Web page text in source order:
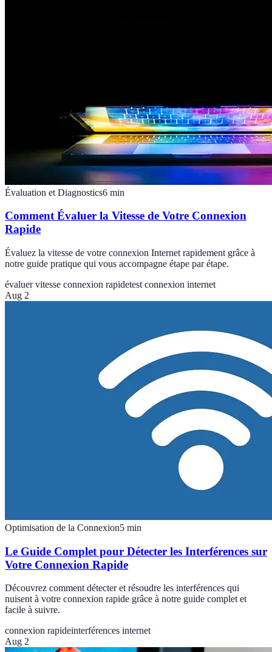
Évaluation et Diagnostics6 min
Comment Évaluer la Vitesse de Votre Connexion
Rapide
Évaluez la vitesse de votre connexion Internet rapidement grâce à
notre guide pratique qui vous accompagne étape par étape.
évaluer vitesse connexion rapidetest connexion internet
Aug 2
Optimisation de la Connexion5 min
Le Guide Complet pour Détecter les Interférences sur
Votre Connexion Rapide
Découvrez comment détecter et résoudre les interférences qui
nuisent à votre connexion rapide grâce à notre guide complet et
facile à suivre.
connexion rapideinterférences internet
Aug 2